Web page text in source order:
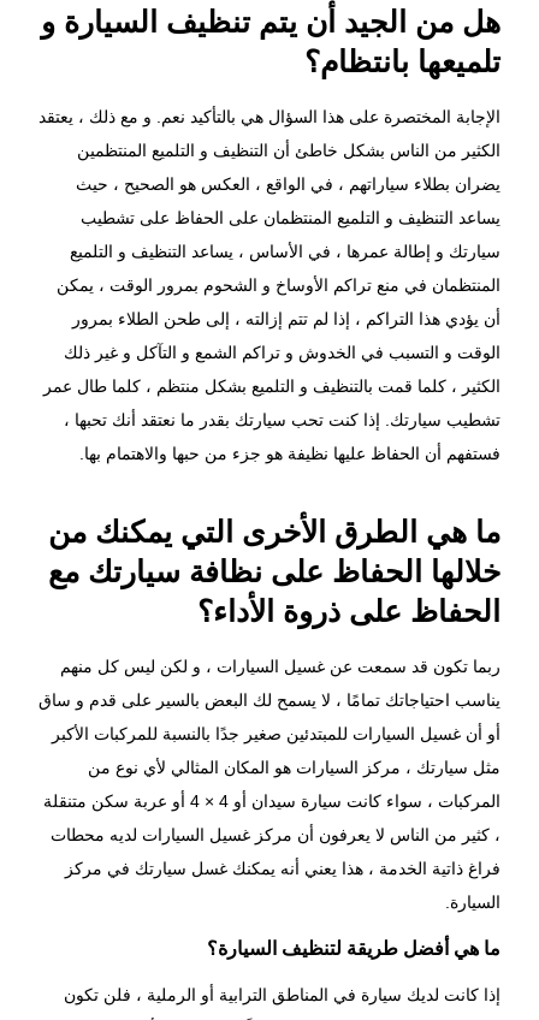
هل من الجيد أن يتم تنظيف السيارة و
تلميعها بانتظام؟
الإجابة المختصرة على هذا السؤال هي بالتأكيد نعم. و مع ذلك ، يعتقد
الكثير من الناس بشكل خاطئ أن التنظيف و التلميع المنتظمين
يضران بطلاء سياراتهم ، في الواقع ، العكس هو الصحيح ، حيث
يساعد التنظيف و التلميع المنتظمان على الحفاظ على تشطيب
سيارتك و إطالة عمرها ، في الأساس ، يساعد التنظيف و التلميع
المنتظمان في منع تراكم الأوساخ و الشحوم بمرور الوقت ، يمكن
أن يؤدي هذا التراكم ، إذا لم تتم إزالته ، إلى طحن الطلاء بمرور
الوقت و التسبب في الخدوش و تراكم الشمع و التآكل و غير ذلك
الكثير ، كلما قمت بالتنظيف و التلميع بشكل منتظم ، كلما طال عمر
تشطيب سيارتك. إذا كنت تحب سيارتك بقدر ما نعتقد أنك تحبها ،
فستفهم أن الحفاظ عليها نظيفة هو جزء من حبها والاهتمام بها.
ما هي الطرق الأخرى التي يمكنك من
خلالها الحفاظ على نظافة سيارتك مع
الحفاظ على ذروة الأداء؟
ربما تكون قد سمعت عن غسيل السيارات ، و لكن ليس كل منهم
يناسب احتياجاتك تمامًا ، لا يسمح لك البعض بالسير على قدم و ساق
أو أن غسيل السيارات للمبتدئين صغير جدًا بالنسبة للمركبات الأكبر
مثل سيارتك ، مركز السيارات هو المكان المثالي لأي نوع من
المركبات ، سواء كانت سيارة سيدان أو 4 × 4 أو عربة سكن متنقلة
، كثير من الناس لا يعرفون أن مركز غسيل السيارات لديه محطات
فراغ ذاتية الخدمة ، هذا يعني أنه يمكنك غسل سيارتك في مركز
السيارة.
ما هي أفضل طريقة لتنظيف السيارة؟
إذا كانت لديك سيارة في المناطق الترابية أو الرملية ، فلن تكون